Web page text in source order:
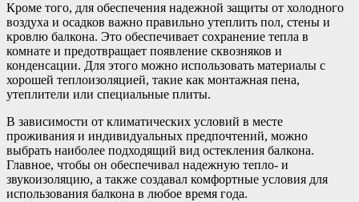
Кроме того, для обеспечения надежной защиты от холодного
воздуха и осадков важно правильно утеплить пол, стены и
кровлю балкона. Это обеспечивает сохранение тепла в
комнате и предотвращает появление сквозняков и
конденсации. Для этого можно использовать материалы с
хорошей теплоизоляцией, такие как монтажная пена,
утеплители или специальные плиты.
В зависимости от климатических условий в месте
проживания и индивидуальных предпочтений, можно
выбрать наиболее подходящий вид остекления балкона.
Главное, чтобы он обеспечивал надежную тепло- и
звукоизоляцию, а также создавал комфортные условия для
использования балкона в любое время года.